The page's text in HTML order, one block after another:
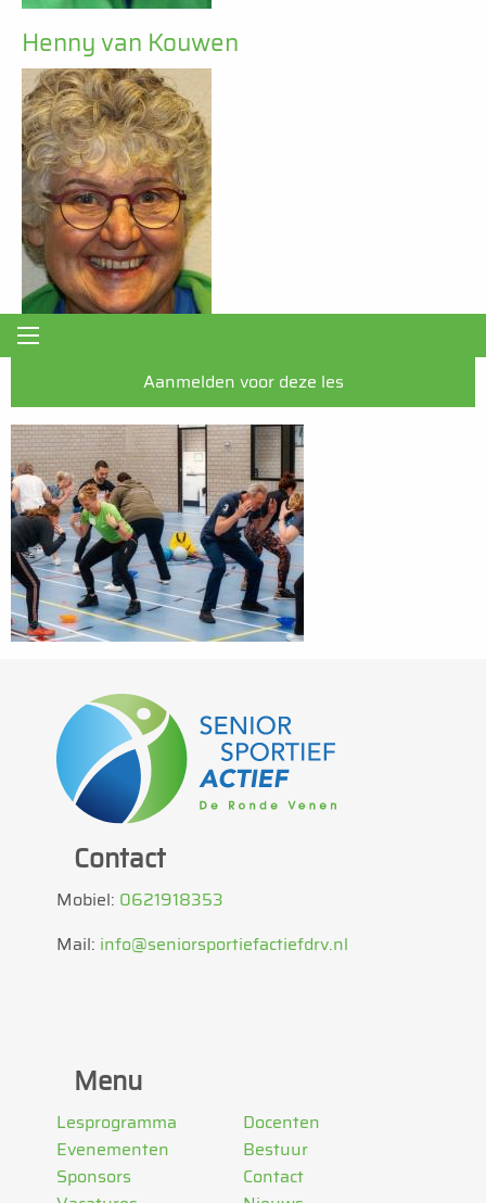
Henny van Kouwen
Aanmelden voor deze les
Contact
Mobiel: 0621918353
Mail: info@seniorsportiefactiefdrv.nl
Menu
Lesprogramma
Evenementen
Sponsors
Docenten
Bestuur
Contact